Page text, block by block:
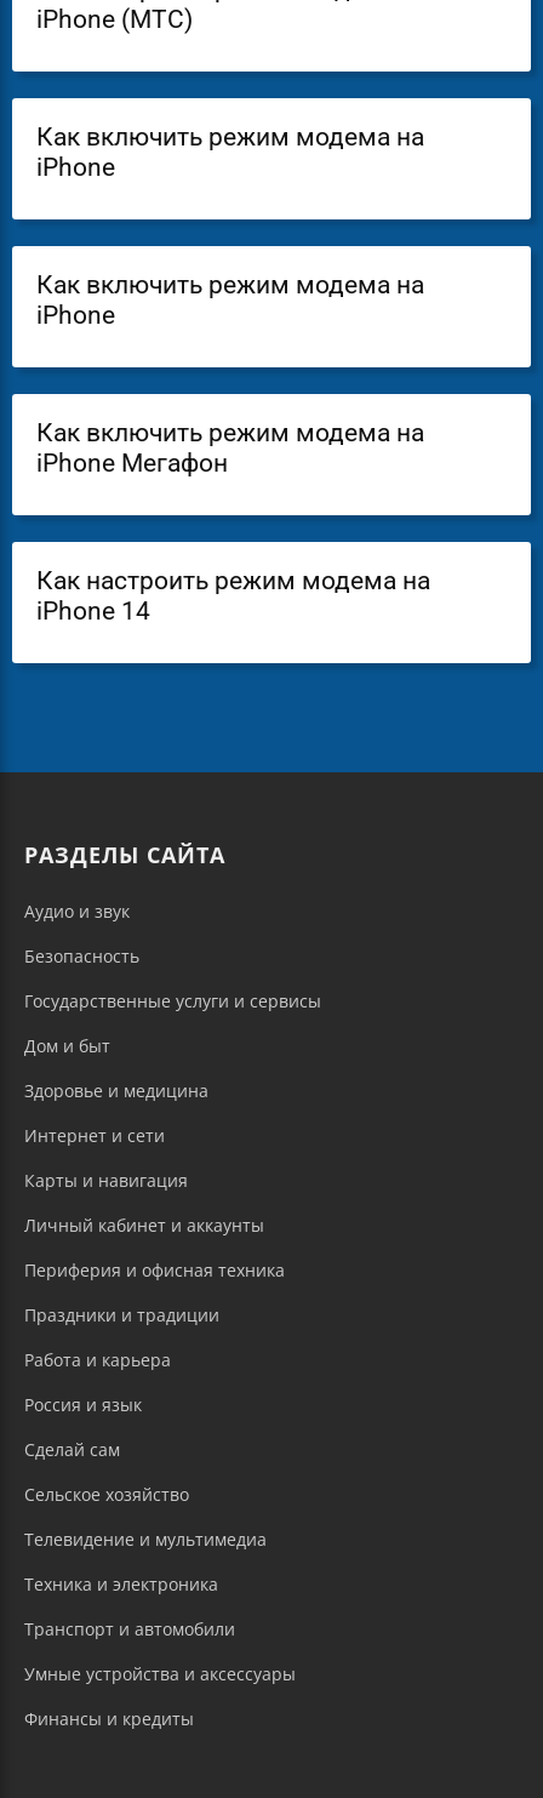
iPhone (МТС)
Как включить режим модема на
iPhone
Как включить режим модема на
iPhone
Как включить режим модема на
iPhone Мегафон
Как настроить режим модема на
iPhone 14
РАЗДЕЛЫ САЙТА
Аудио и звук
Безопасность
Государственные услуги и сервисы
Дом и быт
Здоровье и медицина
Интернет и сети
Карты и навигация
Личный кабинет и аккаунты
Периферия и офисная техника
Праздники и традиции
Работа и карьера
Россия и язык
Сделай сам
Сельское хозяйство
Телевидение и мультимедиа
Техника и электроника
Транспорт и автомобили
Умные устройства и аксессуары
Финансы и кредиты